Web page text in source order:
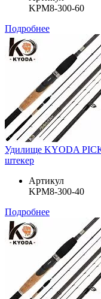
KPM8-300-60
Подробнее
Удилище KYODA
штекер
Артикул
KPM8-300-40
Подробнее